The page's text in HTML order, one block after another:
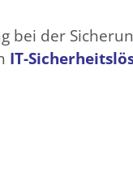
der
IT-